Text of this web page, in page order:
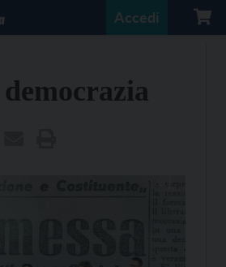
Accedi